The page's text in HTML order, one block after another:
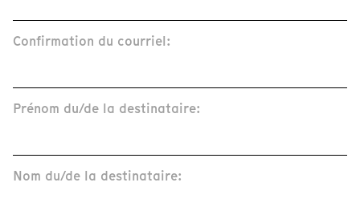
Confirmation du courriel:
Prénom du/de la destinataire:
Nom du/de la destinataire: